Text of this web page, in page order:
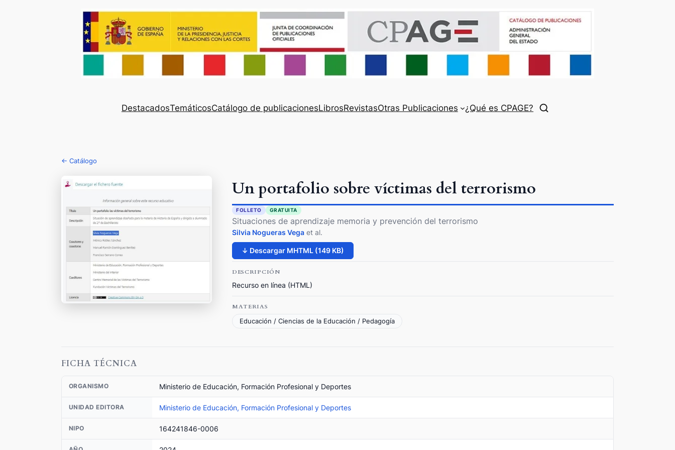
DestacadosTemáticosCatálogo de publicacionesLibrosRevistasOtras Publicaciones ¿Qué es CPAGE?
← Catálogo
Un portafolio sobre víctimas del terrorismo
FOLLETO GRATUITA
Situaciones de aprendizaje memoria y prevención del terrorismo
Silvia Nogueras Vega et al.
↓ Descargar MHTML (149 KB)
DESCRIPCIÓN
Recurso en línea (HTML)
MATERIAS
Educación / Ciencias de la Educación / Pedagogía
FICHA TÉCNICA
ORGANISMO Ministerio de Educación, Formación Profesional y Deportes
UNIDAD EDITORA Ministerio de Educación, Formación Profesional y Deportes
NIPO 164241846-0006